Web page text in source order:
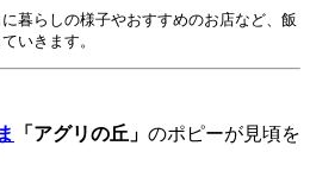
暮らしの様子やおすすめのお店など、飯
いきます。
「アグリの丘」 のポピーが見頃を